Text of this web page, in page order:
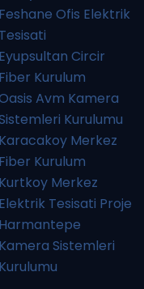
Feshane Ofis Elektrik
Tesisati
Eyupsultan Circir
Fiber Kurulum
Avm Kamera
Kurulumu
Karacakoy Merkez
Fiber Kurulum
Kurtkoy Merkez
Elektrik Tesisati Proje
Harmantepe
Kamera Sistemleri
Kurulumu